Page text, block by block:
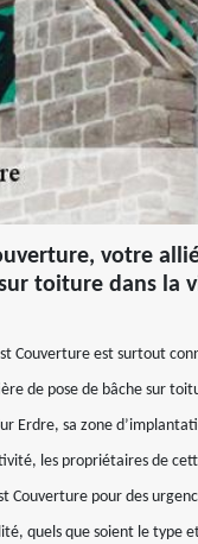
votre
toiture dans la
Couverture est surtout
de pose de bâche sur
Erdre, sa zone
les propriétaires de
Couverture pour des
quels que soient le type